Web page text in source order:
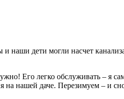
наши дети могли насчет
Его легко обслуживать – я
на нашей даче. Перезимуем – и